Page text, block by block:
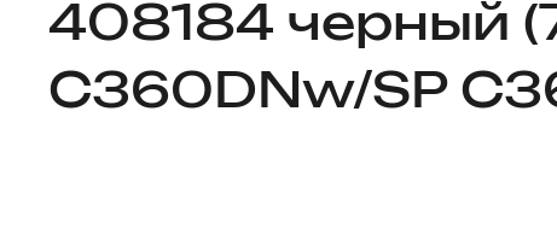
408184 черный
C360DNw/SP